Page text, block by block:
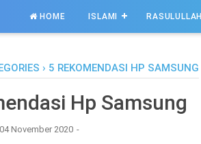
HOME ISLAMI RASULULLAH
› 5 REKOMENDASI HP SAMSUNG
Hp Samsung
November 2020